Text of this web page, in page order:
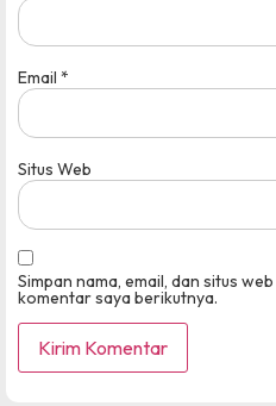
Email *
Situs Web
Simpan nama, email, dan situs
komentar saya berikutnya.